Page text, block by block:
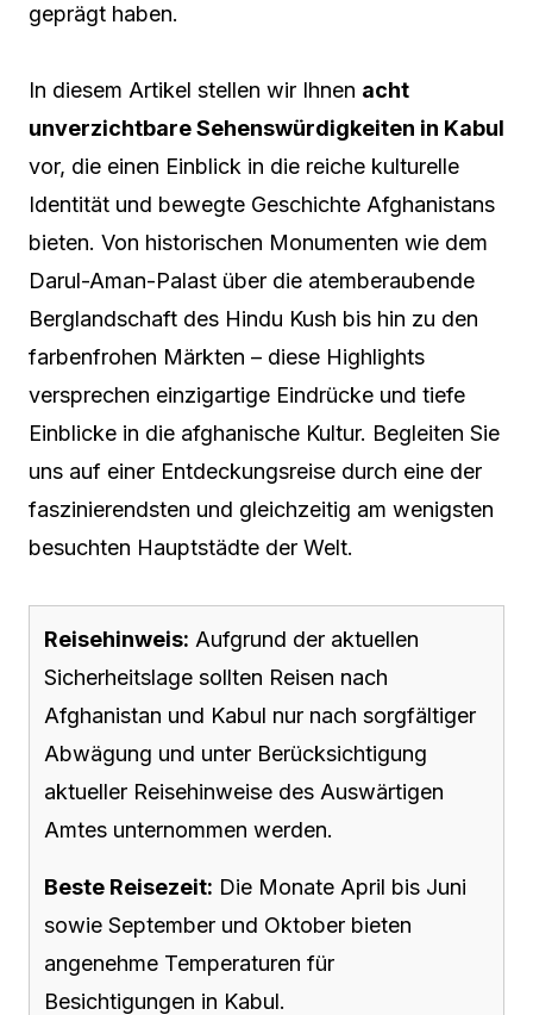
geprägt haben.
In diesem Artikel stellen wir Ihnen acht
unverzichtbare Sehenswürdigkeiten in Kabul
vor, die einen Einblick in die reiche kulturelle
Identität und bewegte Geschichte Afghanistans
bieten. Von historischen Monumenten wie dem
Darul-Aman-Palast über die atemberaubende
Berglandschaft des Hindu Kush bis hin zu den
farbenfrohen Märkten – diese Highlights
versprechen einzigartige Eindrücke und tiefe
Einblicke in die afghanische Kultur. Begleiten Sie
uns auf einer Entdeckungsreise durch eine der
faszinierendsten und gleichzeitig am wenigsten
besuchten Hauptstädte der Welt.
Reisehinweis: Aufgrund der aktuellen
Sicherheitslage sollten Reisen nach
Afghanistan und Kabul nur nach sorgfältiger
Abwägung und unter Berücksichtigung
aktueller Reisehinweise des Auswärtigen
Amtes unternommen werden.
Beste Reisezeit: Die Monate April bis Juni
sowie September und Oktober bieten
angenehme Temperaturen für
Besichtigungen in Kabul.